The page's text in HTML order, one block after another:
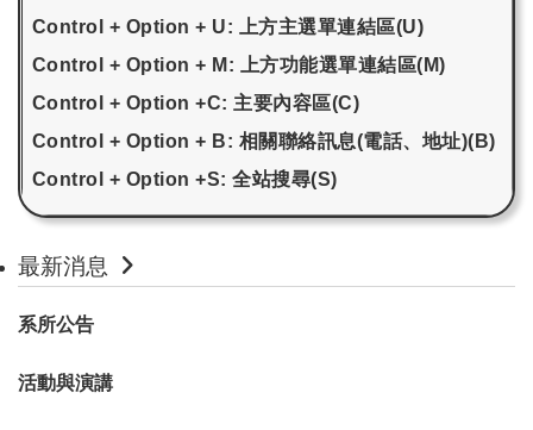
Control + Option + U: 上方主選單連結區(U)
Control + Option + M: 上方功能選單連結區(M)
Control + Option +C: 主要內容區(C)
Control + Option + B: 相關聯絡訊息(電話、地址)(B)
Control + Option +S: 全站搜尋(S)
最新消息
系所公告
活動與演講